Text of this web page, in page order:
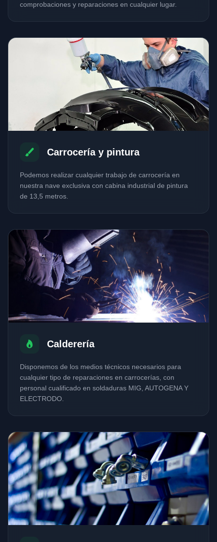
comprobaciones y reparaciones en cualquier lugar.
Carrocería y pintura
Podemos realizar cualquier trabajo de carrocería en
nuestra nave exclusiva con cabina industrial de pintura
de 13,5 metros.
Calderería
Disponemos de los medios técnicos necesarios para
cualquier tipo de reparaciones en carrocerías, con
personal cualificado en soldaduras MIG, AUTOGENA Y
ELECTRODO.